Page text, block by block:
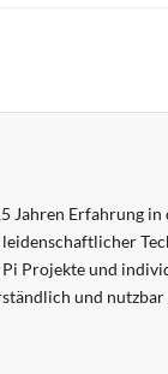
Jahren Erfahrung in
Projekte und
und nutzbar